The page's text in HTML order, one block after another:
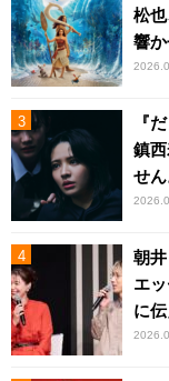
松
響
『
鎮
せん
朝
エ
に伝